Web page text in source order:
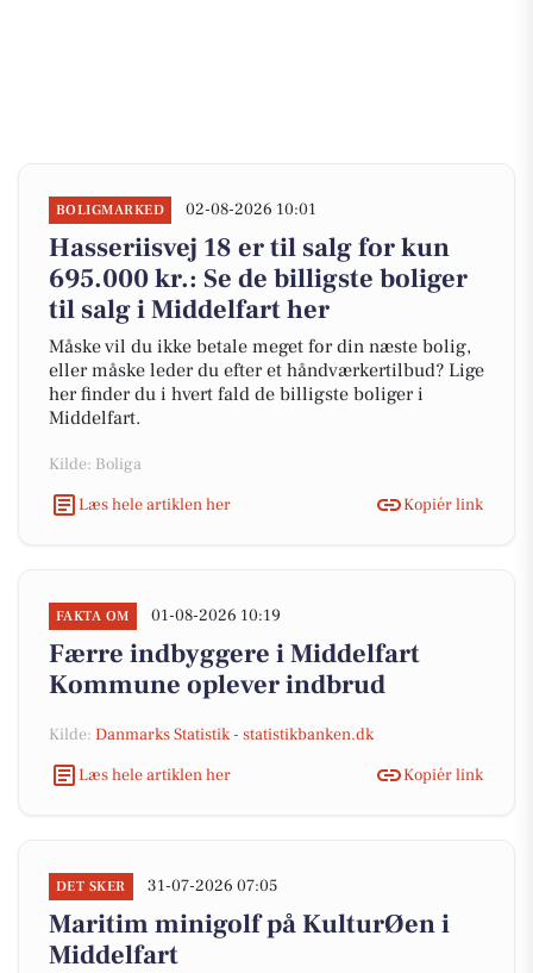
BOLIGMARKED 02-08-2026 10:01
Hasseriisvej 18 er til salg for kun
695.000 kr.: Se de billigste boliger
til salg i Middelfart her
Måske vil du ikke betale meget for din næste bolig,
eller måske leder du efter et håndværkertilbud? Lige
her finder du i hvert fald de billigste boliger i
Middelfart.
Kilde: Boliga
Læs hele artiklen her
Kopiér link
FAKTA OM 01-08-2026 10:19
Færre indbyggere i Middelfart
Kommune oplever indbrud
Kilde: Danmarks Statistik - statistikbanken.dk
Læs hele artiklen her
Kopiér link
DET SKER 31-07-2026 07:05
Maritim minigolf på KulturØen i
Middelfart